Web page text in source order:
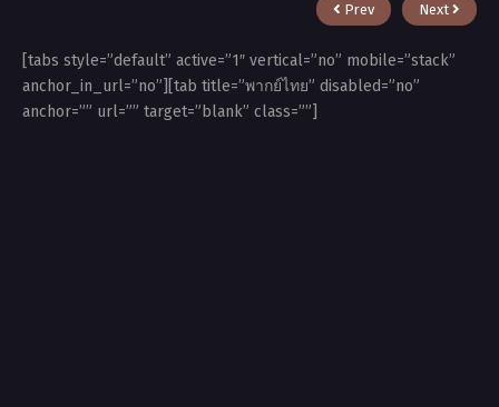
Prev Next
[tabs style=”default” active=”1″ vertical=”no” mobile=”stack”
anchor_in_url=”no”][tab title=”พากย์ไทย” disabled=”no”
anchor=”” url=”” target=”blank” class=””]